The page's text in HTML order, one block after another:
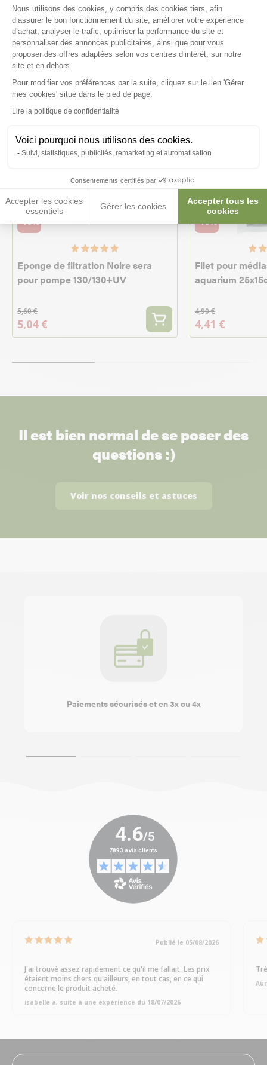
Plateforme de Gestion du
Nous utilisons des cookies, y compris des cookies tiers, afin
d’assurer le bon fonctionnement du site, améliorer votre expérience
d’achat, analyser le trafic, optimiser la performance du site et
personnaliser des annonces publicitaires, ainsi que pour vous
proposer des offres adaptées selon vos centres d’intérêt, sur notre
site et en dehors.
Pour modifier vos préférences par la suite, cliquez sur le lien 'Gérer
mes cookies' situé dans le pied de page.
Lire la politique de confidentialité
Voici pourquoi nous utilisons des cookies.
Suivi, statistiques, publicités, remarketing et automatisation
Consentements certifiés par
Accepter les cookies
essentiels
Gérer les cookies
Accepter tous les
cookies
Axeptio consent
Ces produits peuvent vous
intéresser
-10%
Eponge de filtration Noire sera
pour pompe 130/130+UV
5,60 €
5,04 €
-10%
Filet pour
aquarium
4,90 €
4,41 €
Il est bien normal de se poser des
questions :)
Voir nos conseils et astuces
Paiements sécurisés et en 3x ou 4x
Publié le 05/08/2026
J'ai trouvé assez rapidement ce qu'il me fallait. Les prix
étaient moins chers qu'ailleurs, en tout cas, en ce qui
concerne le produit acheté.
isabelle a, suite à une expérience du 18/07/2026